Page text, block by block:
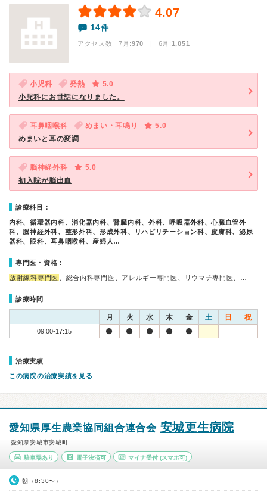
4.07
14件
アクセス数 7月:970 | 6月:1,051
小児科 発熱
5.0
小児科にお世話になりました。
耳鼻咽喉科 めまい・耳鳴り
5.0
めまいと耳の変調
脳神経外科
5.0
初入院が脳出血
診療科目：
内科、循環器内科、消化器内科、腎臓内科、外科、呼吸器外科、心臓血管外
科、脳神経外科、整形外科、形成外科、リハビリテーション科、皮膚科、泌尿
器科、眼科、耳鼻咽喉科、産婦人…
専門医・資格：
放射線科専門医 、総合内科専門医、アレルギー専門医、リウマチ専門医、…
診療時間
月 火 水 木 金 土 日 祝
09:00-17:15
治療実績
この病院の治療実績を見る
愛知県厚生農業協同組合連合会 安城更生病院
愛知県安城市安城町
駐車場あり 電子決済可 マイナ受付 (スマホ可)
朝（8:30〜）